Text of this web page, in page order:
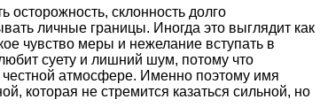
осторожность, склонность долго
личные границы. Иногда это выглядит как
чувство меры и нежелание вступать в
суету и лишний шум, потому что
честной атмосфере. Именно поэтому имя
которая не стремится казаться сильной, но